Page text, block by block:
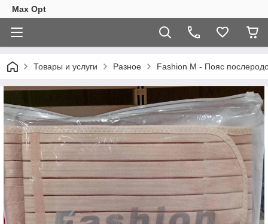
Max Opt
Товары и услуги Разное Fashion M - Пояс